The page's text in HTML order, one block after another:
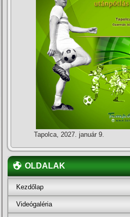
Tapolca, 2027. január 9.
OLDALAK
Kezdőlap
Videógaléria